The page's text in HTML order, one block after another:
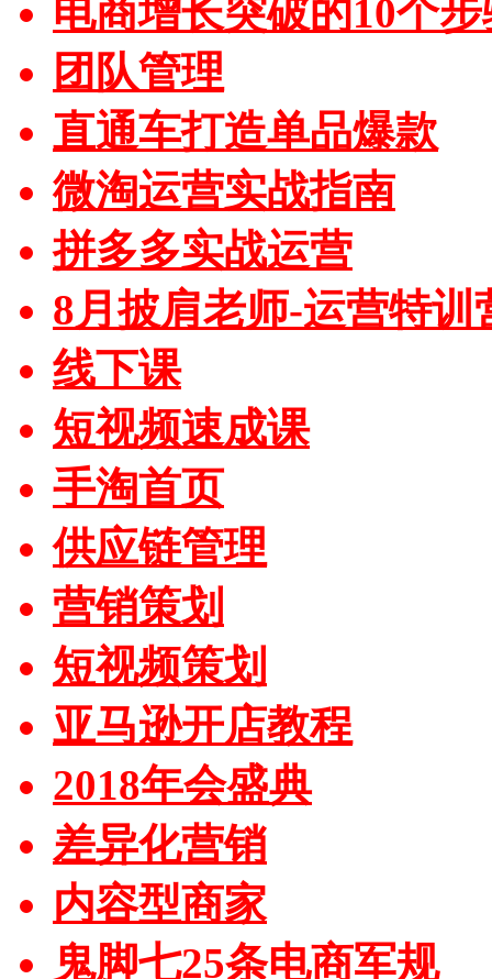
电商增长突破的10个
团队管理
直通车打造单品爆款
微淘运营实战指南
拼多多实战运营
8月披肩老师-运营特训
线下课
短视频速成课
手淘首页
供应链管理
营销策划
短视频策划
亚马逊开店教程
2018年会盛典
差异化营销
内容型商家
鬼脚七25条电商军规